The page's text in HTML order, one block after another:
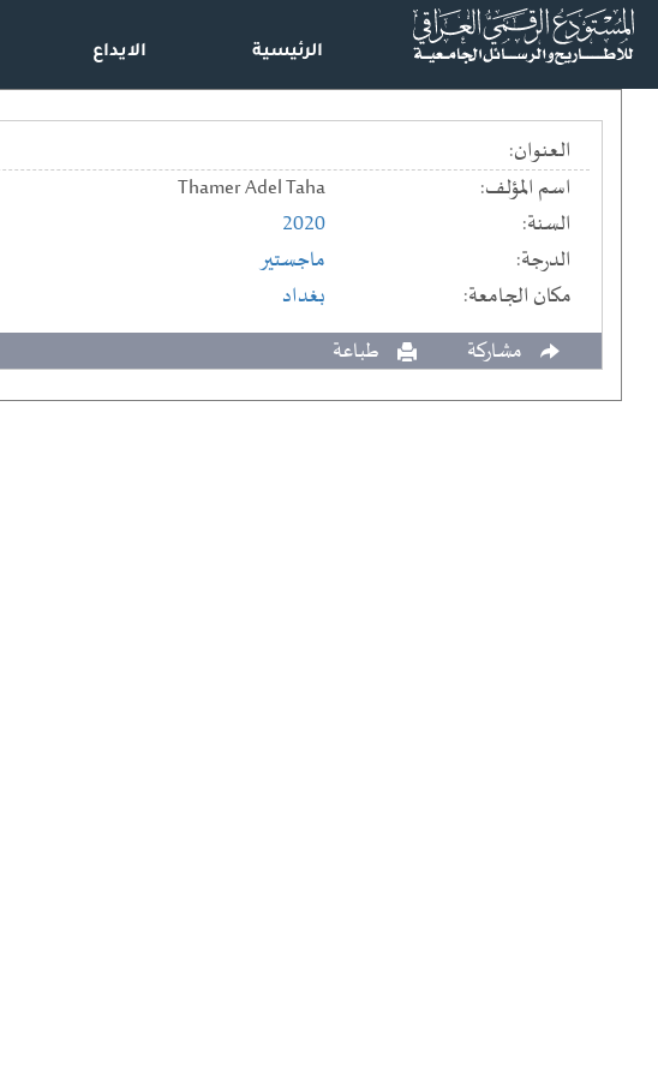
الرئيسية الايداع
العنوان:
اسم المؤلف:
Thamer Adel Taha
السنة:
2020
الدرجة:
ماجستير
مكان الجامعة:
بغداد
مشاركة
طباعة